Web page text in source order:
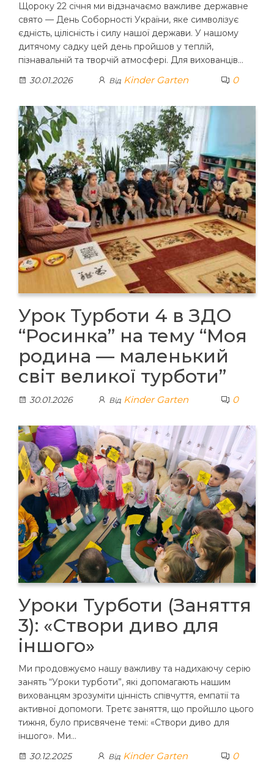
Щороку 22 січня ми відзначаємо важливе державне
свято — День Соборності України, яке символізує
єдність, цілісність і силу нашої держави. У нашому
дитячому садку цей день пройшов у теплій,
пізнавальній та творчій атмосфері. Для вихованців…
30.01.2026
Від Kinder Garten 0
Урок Турботи 4 в ЗДО
“Росинка” на тему “Моя
родина — маленький
світ великої турботи”
30.01.2026 Від Kinder Garten 0
Уроки Турботи (Заняття
3): «Створи диво для
іншого»
Ми продовжуємо нашу важливу та надихаючу серію
занять “Уроки турботи”, які допомагають нашим
вихованцям зрозуміти цінність співчуття, емпатії та
активної допомоги. Третє заняття, що пройшло цього
тижня, було присвячене темі: «Створи диво для
іншого». Ми…
30.12.2025
Від Kinder Garten 0